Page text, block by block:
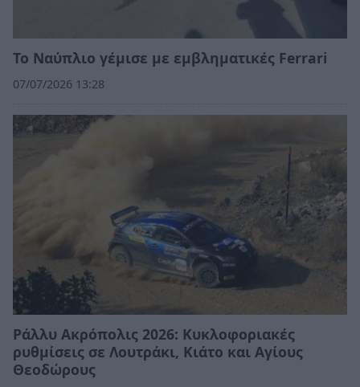
Το Ναύπλιο γέμισε με εμβληματικές Ferrari
07/07/2026 13:28
Ράλλυ Ακρόπολις 2026: Κυκλοφοριακές
ρυθμίσεις σε Λουτράκι, Κιάτο και Αγίους
Θεοδώρους